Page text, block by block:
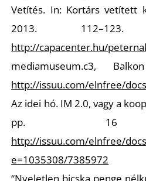
Vetítés. In: Kortárs vetített
2013. 112–123.
http://capacenter.hu/
mediamuseum.c3,
http://issuu.com/elnfree/
Az idei hó. IM 2.0, vagy a
pp.
http://issuu.com/elnfree/
e=1035308/7385972
“Nyeletlen bicska penge